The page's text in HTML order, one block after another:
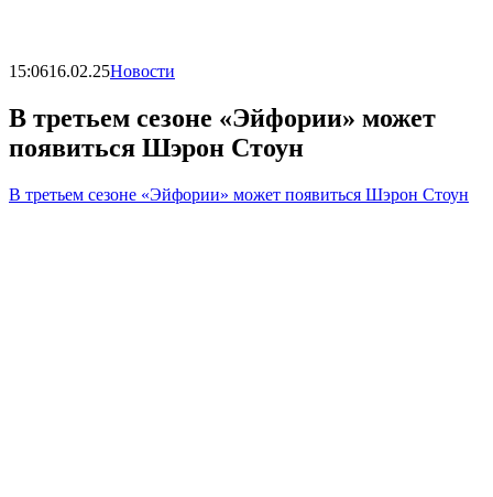
15:0616.02.25Новости
В третьем сезоне «Эйфории» может
появиться Шэрон Стоун
В третьем сезоне «Эйфории» может появиться Шэрон Стоун